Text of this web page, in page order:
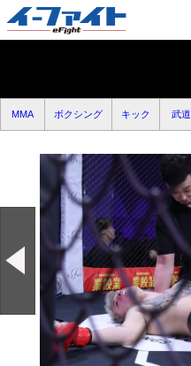
MMA ボクシング キック 武道